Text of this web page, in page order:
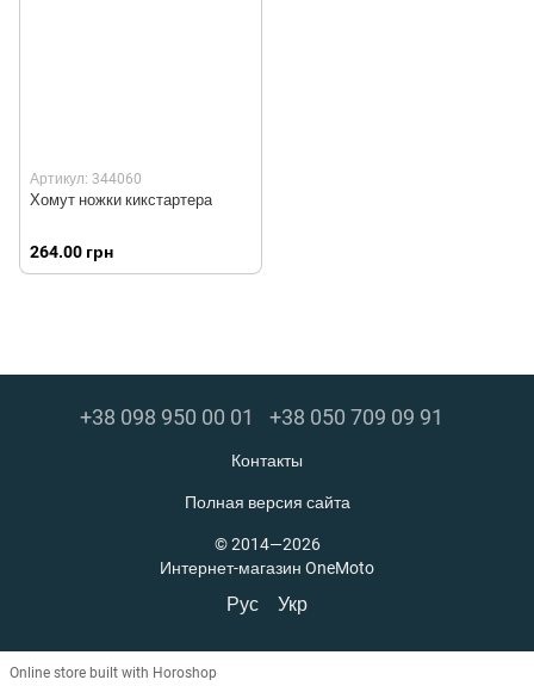
Артикул: 344060
Хомут ножки кикстартера
264.00 грн
+38 098 950 00 01 +38 050 709 09 91
Контакты
Полная версия сайта
© 2014—2026
Интернет-магазин OneMoto
Рус Укр
Online store built with Horoshop